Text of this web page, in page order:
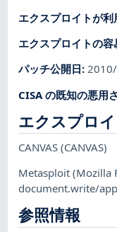
エクスプロイトが利
エクスプロイトの容
パッチ公開日:
CISA の既知の悪用
エクスプロ
CANVAS(CANVAS)
Metasploit(Mozilla
document.write/
参照情報